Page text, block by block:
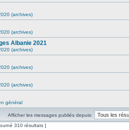
(archives)
(archives)
Albanie 2021
(archives)
(archives)
(archives)
général
Afficher les messages publiés depuis:
310 résultats ]